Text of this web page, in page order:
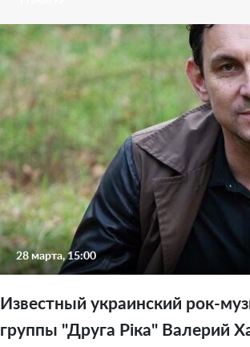
28 марта, 15:00
Известный украинский рок-
группы "Друга Ріка" Валерий